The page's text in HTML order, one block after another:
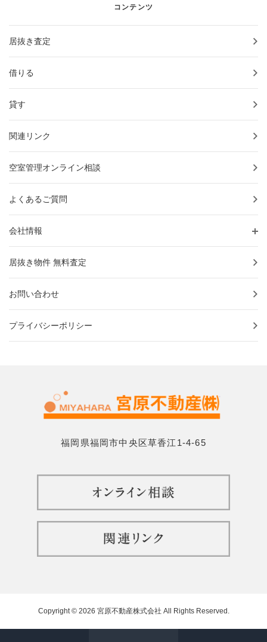
コンテンツ
居抜き査定
借りる
貸す
関連リンク
空室管理オンライン相談
よくあるご質問
会社情報
居抜き物件 無料査定
お問い合わせ
プライバシーポリシー
福岡県福岡市中央区草香江1-4-65
Copyright © 2026 宮原不動産株式会社 All Rights Reserved.